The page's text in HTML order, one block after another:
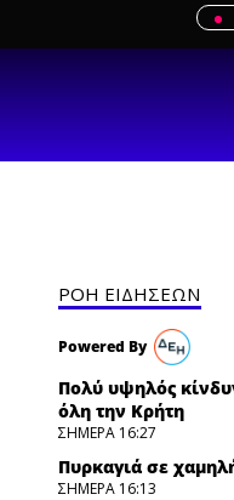
ΡΟΗ ΕΙΔΗΣΕΩΝ
Πολύ υψηλός
όλη την Κρήτη
ΣΗΜΕΡΑ 16:27
Πυρκαγιά σε
ΣΗΜΕΡΑ 16:13